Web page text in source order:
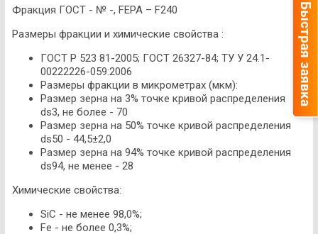
Фракция ГОСТ - № -, FEPA – F240
Размеры фракции и химические свойства :
ГОСТ Р 523 81-2005; ГОСТ 26327-84; ТУ У 24.1-
00222226-059:2006
Размеры фракции в микрометрах (мкм):
Размер зерна на 3% точке кривой распределения
ds3, не более - 70
Размер зерна на 50% точке кривой распределения
ds50 - 44,5±2,0
Размер зерна на 94% точке кривой распределения
ds94, не менее - 28
Химические свойства:
SiC - не менее 98,0%;
Fe - не более 0,3%;
Быстрая заявка